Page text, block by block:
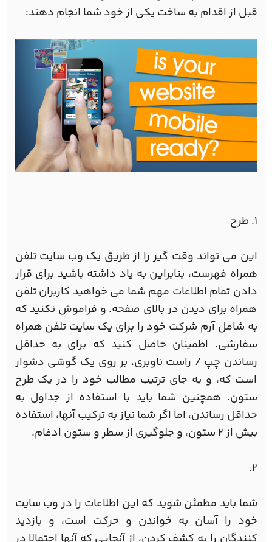
قبل از اقدام به ساخت یکی از خود شما انجام دهند:
1. طرح
این می تواند وقت گیر را از طریق یک وب سایت تلفن
همراه فهرست، بنابراین به یاد داشته باشید برای قرار
دادن تمام اطلاعات مهم شما می خواهید کاربران تلفن
همراه برای دیدن در بالای صفحه. و فراموش نکنید که
به شامل آرم شرکت خود را برای یک سایت تلفن همراه
سفارشی. اطمینان حاصل کنید که برای به حداقل
رساندن چپ / راست ناوبری، بر روی یک گوشی دشوار
است که، و به جای ترتیب مطالب خود را در یک طرح
ستون. همچنین شما باید با استفاده از جداول به
حداقل رساندن، اما اگر شما نیاز به ترکیب آنها، استفاده
بیش از 2 ستون، و جلوگیری از سطر و ستون ادغام.
2.
شما باید مطمئن شوید که این اطلاعات را در وب سایت
خود را آسان به خواندن و حرکت است، و بازدید